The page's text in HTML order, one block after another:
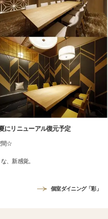
にリニューアル復元予定
間☆
、新感覚。
個室ダイニング「彩」